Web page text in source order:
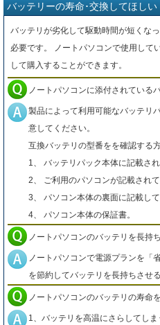
バッテリーの寿命･交換してほしい
バッテリが劣化して駆動時間が短くな
必要です。 ノートパソコンで使用して
して購入することができます。
ノートパソコンに添付されている
製品によって利用可能なバッテリ
意してください。
互換バッテリの型番をを確認する方
1、 バッテリパック本体に記載され
2、 ご利用のパソコンが記載され
3、 パソコン本体の裏面に記載し
4、 パソコン本体の保証書。
ノートパソコンのバッテリを長持
ノートパソコンで電源プランを「
を節約してバッテリを長持ちさせ
ノートパソコンのバッテリの寿命
1、バッテリを高温にさらしてしま